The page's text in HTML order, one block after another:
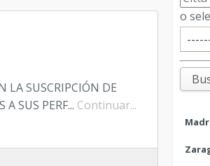
LA SUSCRIPCIÓN DE
SUS PERF... Continuar...
o